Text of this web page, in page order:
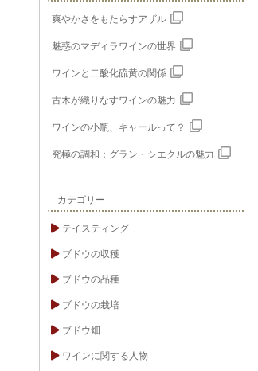
爽やかさをもたらすアザル
魅惑のマディラワインの世界
ワインと二酸化硫黄の関係
古木が織りなすワインの魅力
ワインの小瓶、キャールって？
究極の調和：グラン・シエクルの魅力
カテゴリー
テイスティング
ブドウの収穫
ブドウの品種
ブドウの栽培
ブドウ畑
ワインに関する人物